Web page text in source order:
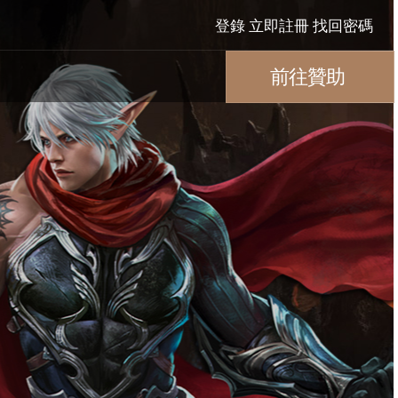
登錄 立即註冊 找回密碼
前往贊助